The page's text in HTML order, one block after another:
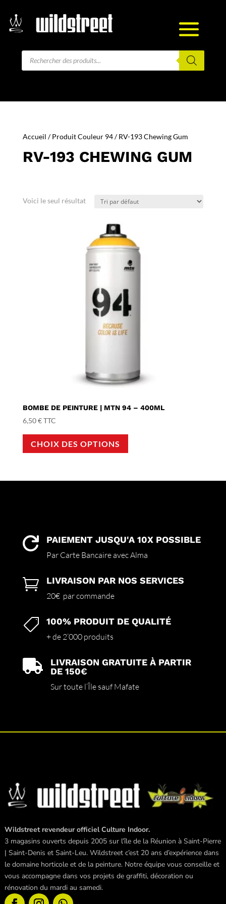
Recherche
Accueil / Produit Couleur 94 / RV-193 Chewing Gum
RV-193 CHEWING GUM
Voici le seul résultat
BOMBE DE PEINTURE | MTN 94 – 400ML
6,50€TTC
CHOIX DES OPTIONS
a
choisies
la
du
 PAIEMENT JUSQU'A 10X POSSIBLE
Par Carte Bancaire avec Alma
 LIVRAISON PAR NOS SERVICES
20€ par commande
 100% PRODUIT DE QUALITÉ
+ de 2’000 produits

LIVRAISON GRATUITE À PARTIR
DE 150€
Sur toute l’Île sauf Mafate
Wildstreet revendeur officiel Culture Indoor.
3 magasins ouverts depuis 2005 sur l’île de la Réunion à Saint-Pierre
| Saint-Denis et Saint-Leu. Wildstreet c’est 20 ans d’expérience dans
le domaine horticole et de la peinture. Notre équipe vous conseille et
vous accompagne dans vos projets de graffiti, décoration ou
rénovation du mardi au samedi.